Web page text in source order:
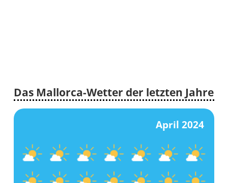
Das Mallorca-Wetter der letzten Jahre
April 2024